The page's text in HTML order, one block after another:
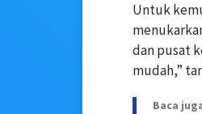
Untuk
dan pusat
mudah,”
Baca